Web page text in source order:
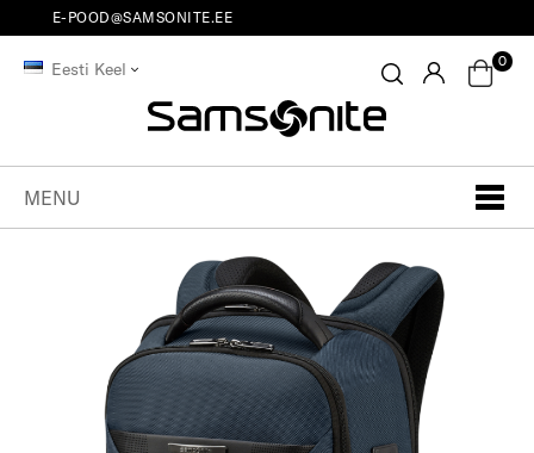
E-POOD@SAMSONITE.EE
Eesti Keel 0
MENU